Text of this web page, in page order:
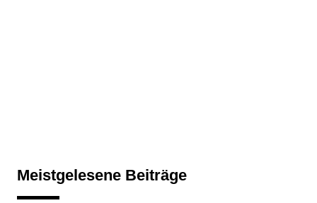
Meistgelesene Beiträge